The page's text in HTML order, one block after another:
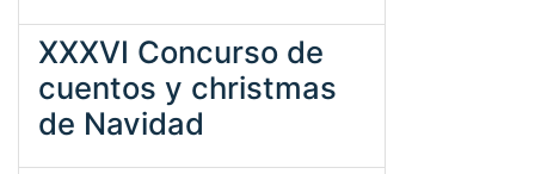
XXXVI Concurso de
cuentos y christmas
de Navidad